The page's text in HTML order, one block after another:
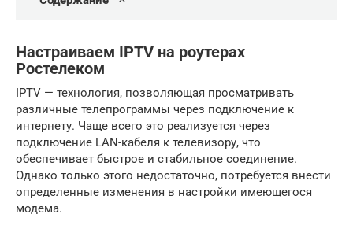
Настраиваем IPTV на роутерах
Ростелеком
IPTV — технология, позволяющая просматривать
различные телепрограммы через подключение к
интернету. Чаще всего это реализуется через
подключение LAN-кабеля к телевизору, что
обеспечивает быстрое и стабильное соединение.
Однако только этого недостаточно, потребуется внести
определенные изменения в настройки имеющегося
модема.